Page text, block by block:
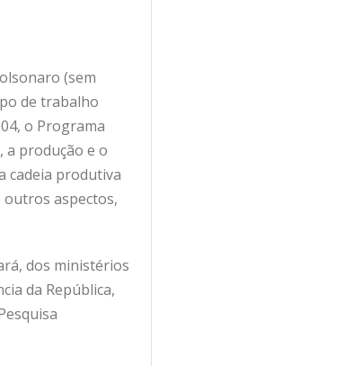
(sem
de trabalho
o Programa
a produção e o
cadeia produtiva
outros aspectos,
dos ministérios
da República,